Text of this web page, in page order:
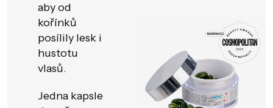
aby od
kořínků
posílily lesk i
hustotu
vlasů.
Jedna kapsle